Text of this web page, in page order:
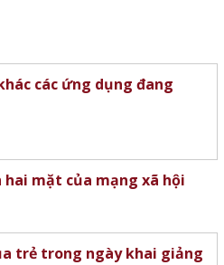
các ứng dụng đang
mặt của mạng xã hội
trẻ trong ngày khai giảng